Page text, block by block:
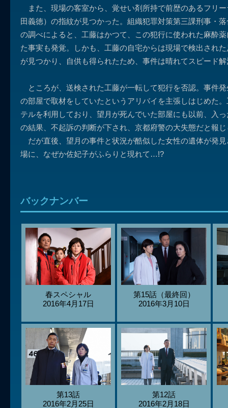
また、現場の客室から、覚せい剤所持で前歴のあるフリ
田義徳）の指紋が見つかった。組織犯罪対策第三課刑事・
の調べによると、工藤はかつて、この犯行に使われた麻酔
た事実も発覚。しかも、工藤の自宅からは現場で検出され
が見つかり、自供も得られたため、事件は晴れてスピード
ところが、送検された工藤が一転して犯行を否認。事件
の部屋で取材をしていたというアリバイを主張しはじめた
テルを利用しており、望月が死んでいた部屋にも以前、入
の結果、不起訴の判断が下され、京都府警の大失態だと報
だが直後、望月の事件と状況が酷似した女性の遺体が発
場に、なぜか佐妃子がふらりと現れて…!?
バックナンバー
春スペシャル
2016年4月17日
第15話（最終回）
2016年3月10日
第13話
2016年2月25日
第12話
2016年2月18日